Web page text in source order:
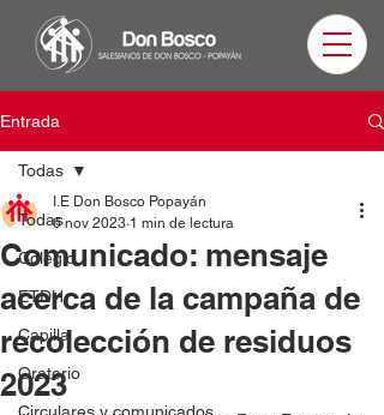
Entrada
Todas
Colegio
ETDH
Capilla
Oratorio
Todas
Comunicado: mensaje
acerca de la campaña de
recolección de residuos
2023
I.E Don Bosco Popayán
6 nov 2023 1 min de lectura